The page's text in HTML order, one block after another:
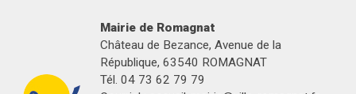
Mairie de Romagnat
Château de Bezance, Avenue de la
République, 63540 ROMAGNAT
Tél. 04 73 62 79 79